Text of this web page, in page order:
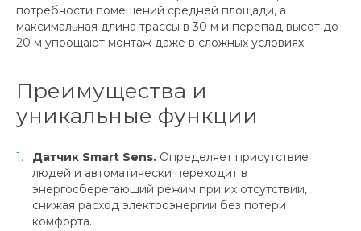
потребности помещений средней площади, а
максимальная длина трассы в 30 м и перепад высот до
20 м упрощают монтаж даже в сложных условиях.
Преимущества и
уникальные функции
Датчик Smart Sens. Определяет присутствие
людей и автоматически переходит в
энергосберегающий режим при их отсутствии,
снижая расход электроэнергии без потери
комфорта.